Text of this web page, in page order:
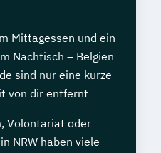
Mittagessen und ein
Nachtisch – Belgien
sind nur eine kurze
von dir entfernt
Volontariat oder
NRW haben viele